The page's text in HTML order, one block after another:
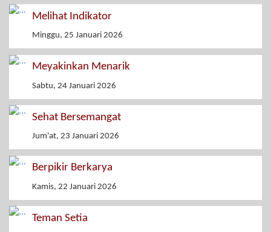
Melihat Indikator
Minggu, 25 Januari 2026
Meyakinkan Menarik
Sabtu, 24 Januari 2026
Sehat Bersemangat
Jum'at, 23 Januari 2026
Berpikir Berkarya
Kamis, 22 Januari 2026
Teman Setia